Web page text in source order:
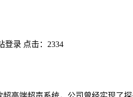
登录 点击： 2334